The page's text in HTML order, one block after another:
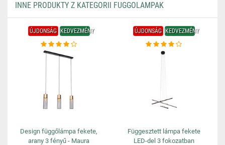
INNE PRODUKTY Z KATEGORII FUGGOLAMPAK
ÚJDONSÁG KEDVEZMÉNY
Design függőlámpa fekete,
arany 3 fényű - Maura
ÚJDONSÁG KEDVEZMÉNY
Függesztett lámpa fekete
LED-del 3 fokozatban